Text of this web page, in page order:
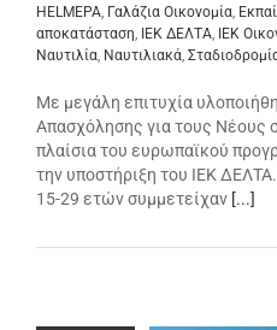
HELMEPA Γαλάζια Οικονομία
αποκατάσταση ΙΕΚ ΔΕΛΤΑ ΙΕΚ
Ναυτιλία Ναυτιλιακά
Με μεγάλη επιτυχία
Απασχόλησης για τους Νέους
πλαίσια του ευρωπαϊκού
την υποστήριξη του ΙΕΚ
15-29 ετών συμμετείχαν [...]